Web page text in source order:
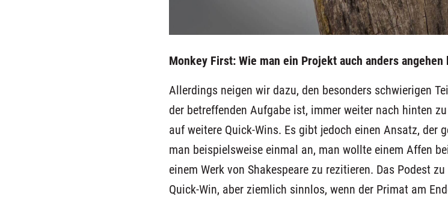
Monkey First: Wie man ein Projekt auch anders angehen
Allerdings neigen wir dazu, den besonders schwierigen
der betreffenden Aufgabe ist, immer weiter nach hinten
auf weitere Quick-Wins. Es gibt jedoch einen Ansatz, der
man beispielsweise einmal an, man wollte einem Affen
einem Werk von Shakespeare zu rezitieren. Das Podest zu
Quick-Win, aber ziemlich sinnlos, wenn der Primat am